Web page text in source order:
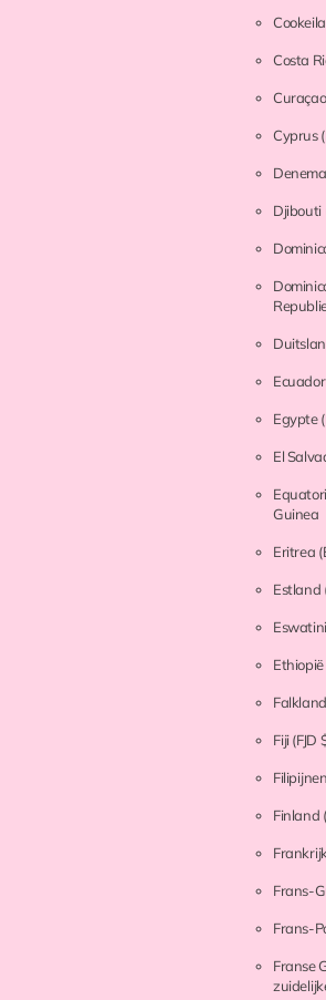
Costa
Curaçao
Cyprus
Djibouti
Ecuador
Egypte
El
Guinea
Eritrea
Estland
Eswatini
Ethiopië
Fiji(FJD
Filipijnen
Finland
Frankrijk
Frans-
Frans-
Franse